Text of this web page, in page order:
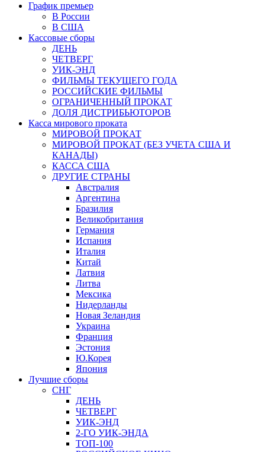
График премьер
В России
В США
Кассовые сборы
ДЕНЬ
ЧЕТВЕРГ
УИК-ЭНД
ФИЛЬМЫ ТЕКУЩЕГО ГОДА
РОССИЙСКИЕ ФИЛЬМЫ
ОГРАНИЧЕННЫЙ ПРОКАТ
ДОЛЯ ДИСТРИБЬЮТОРОВ
Касса мирового проката
МИРОВОЙ ПРОКАТ
МИРОВОЙ ПРОКАТ (БЕЗ УЧЕТА США И
КАНАДЫ)
КАССА США
ДРУГИЕ СТРАНЫ
Австралия
Аргентина
Бразилия
Великобритания
Германия
Испания
Италия
Китай
Латвия
Литва
Мексика
Нидерланды
Новая Зеландия
Украина
Франция
Эстония
Ю.Корея
Япония
Лучшие сборы
СНГ
ДЕНЬ
ЧЕТВЕРГ
УИК-ЭНД
2-ГО УИК-ЭНДА
ТОП-100